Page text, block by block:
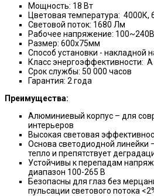
Мощность: 18 Вт
Цветовая температура: 4000К,
Световой поток: 1680 Лм
Рабочее напряжение: 100~240В
Размер: 600х75мм
Способ установки - накладной
Класс энергоэффективности: А
Срок службы: 50 000 часов
Гарантия: 2 года
Преимущества:
Алюминиевый корпус – для
интерьеров
Высокая световая
Основа светодиодной линейки
тепло и препятствует
Устойчивы к перепадам
диапазон 100-265 В
Безопасны для глаз без
пульсации светового потока